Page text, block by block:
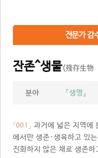
전문가 감
잔존^생물(殘存生物
분야 『생명』
「001」 과거에 넓은 지역에
에서만 생존·생육하고 있
진화하지 않은 채로 생존